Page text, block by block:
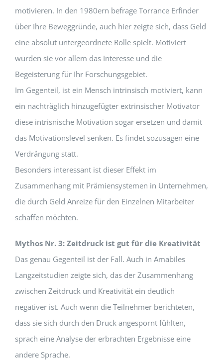
motivieren. In den 1980ern befrage Torrance Erfinder
über Ihre Beweggründe, auch hier zeigte sich, dass Geld
eine absolut untergeordnete Rolle spielt. Motiviert
wurden sie vor allem das Interesse und die
Begeisterung für Ihr Forschungsgebiet.
Im Gegenteil, ist ein Mensch intrinsisch motiviert, kann
ein nachträglich hinzugefügter extrinsischer Motivator
diese intrisnische Motivation sogar ersetzen und damit
das Motivationslevel senken. Es findet sozusagen eine
Verdrängung statt.
Besonders interessant ist dieser Effekt im
Zusammenhang mit Prämiensystemen in Unternehmen,
die durch Geld Anreize für den Einzelnen Mitarbeiter
schaffen möchten.
Mythos Nr. 3: Zeitdruck ist gut für die Kreativität
Das genau Gegenteil ist der Fall. Auch in Amabiles
Langzeitstudien zeigte sich, das der Zusammenhang
zwischen Zeitdruck und Kreativität ein deutlich
negativer ist. Auch wenn die Teilnehmer berichteten,
dass sie sich durch den Druck angespornt fühlten,
sprach eine Analyse der erbrachten Ergebnisse eine
andere Sprache.